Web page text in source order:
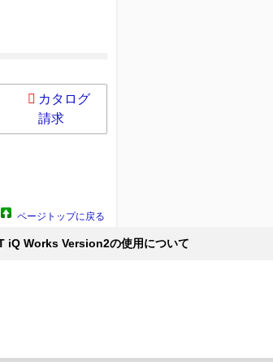
カタログ
請求
ページトップに戻る
iQ Works Version2の使用について